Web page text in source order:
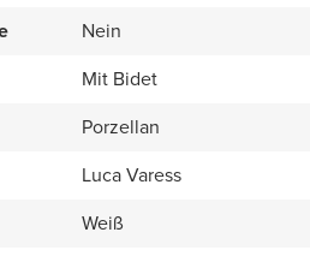
Nein
Mit Bidet
Porzellan
Luca Varess
Weiß